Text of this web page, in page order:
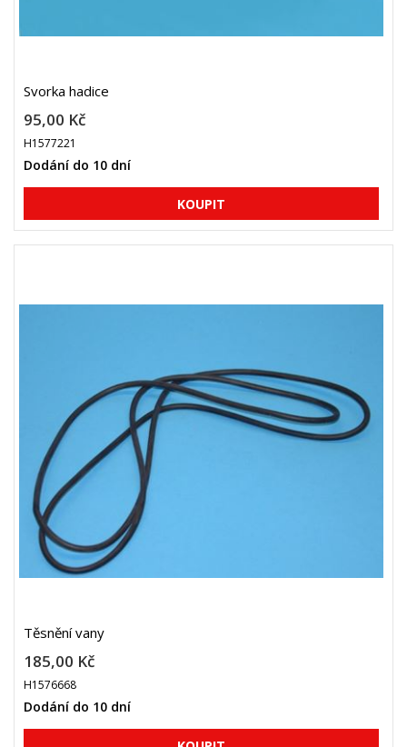
Svorka hadice
95,00 Kč
H1577221
Dodání do 10 dní
Těsnění vany
185,00 Kč
H1576668
Dodání do 10 dní